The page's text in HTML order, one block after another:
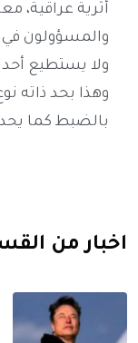
أثرية عراقية،
والمسؤولون في
ولا يستطيع أحد
وهذا بحد ذاته
بالضبط كما
اخبار من